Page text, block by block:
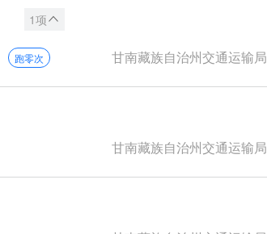
1项
跑零次 甘南藏族自治州交通运输局
甘南藏族自治州交通运输局